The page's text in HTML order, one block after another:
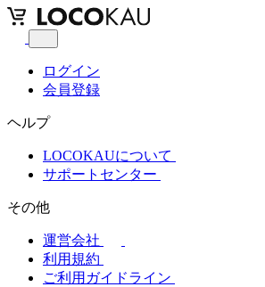
ログイン
会員登録
ヘルプ
LOCOKAUについて
サポートセンター
その他
運営会社
利用規約
ご利用ガイドライン